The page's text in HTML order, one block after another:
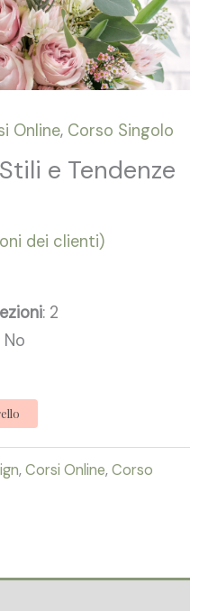
Online, Corso Singolo
e Tendenze
dei clienti)
: 2
No
,Corsi Online,Corso